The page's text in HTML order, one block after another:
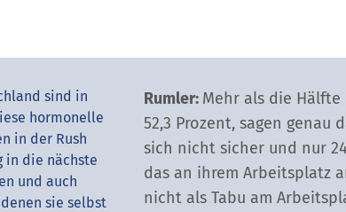
sind in
hormonelle
in der Rush
in die nächste
und auch
sie selbst
Rumler: Mehr als die Hälfte
52,3 Prozent, sagen genau
sich nicht sicher und nur
das an ihrem Arbeitsplatz
nicht als Tabu am